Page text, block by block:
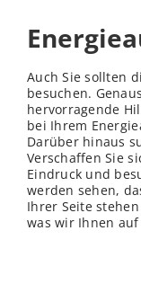
Auch Sie sollten
besuchen.
hervorragende
bei Ihrem
Darüber hinaus
Verschaffen Sie
Eindruck und
werden sehen,
Ihrer Seite
was wir Ihnen